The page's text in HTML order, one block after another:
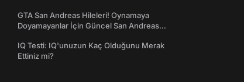
GTA San Andreas Hileleri! Oynamaya
Doyamayanlar İçin Güncel San Andreas
IQ Testi: IQ'unuzun Kaç Olduğunu Merak
Ettiniz mi?